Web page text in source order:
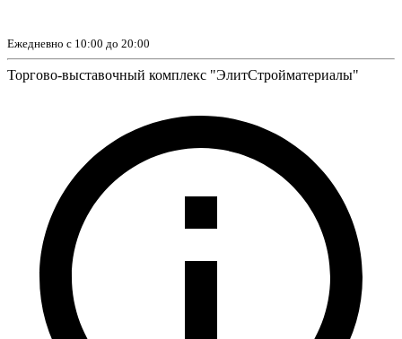
Ежедневно с 10:00 до 20:00
Торгово-выставочный комплекс "ЭлитСтройматериалы"